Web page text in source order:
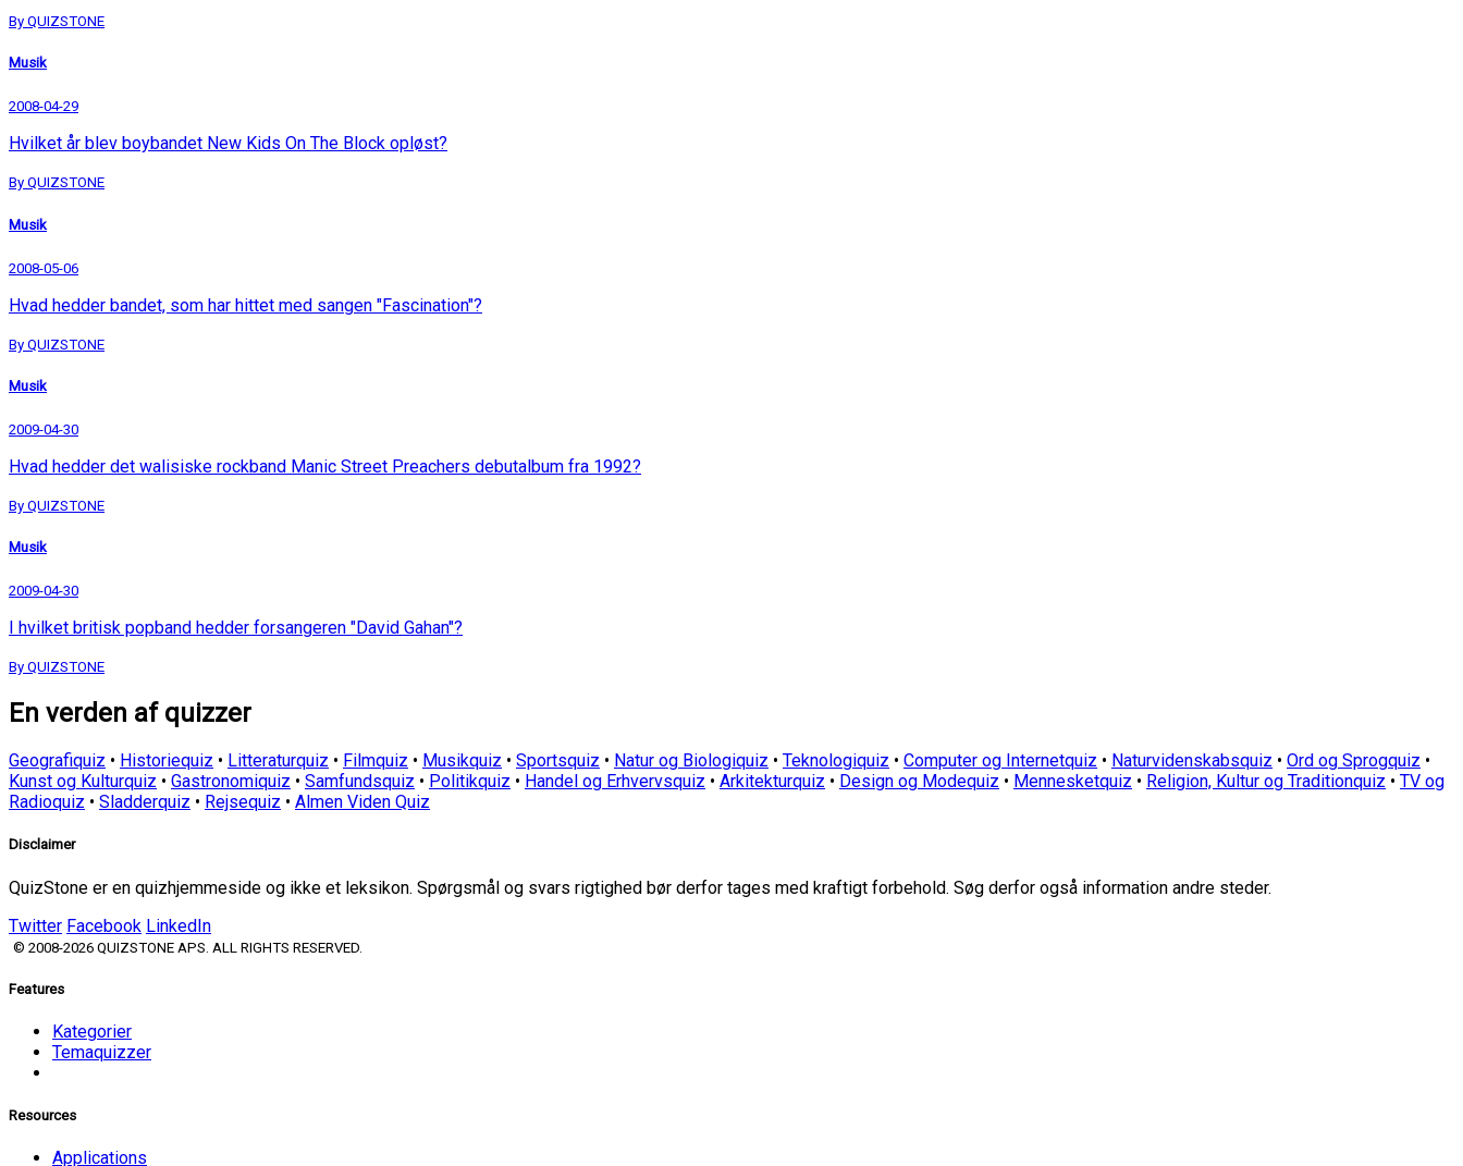
By QUIZSTONE
Musik
2008-04-29
Hvilket år blev boybandet New Kids On The Block opløst?
By QUIZSTONE
Musik
2008-05-06
Hvad hedder bandet, som har hittet med sangen "Fascination"?
By QUIZSTONE
Musik
2009-04-30
Hvad hedder det walisiske rockband Manic Street Preachers debutalbum fra 1992?
By QUIZSTONE
Musik
2009-04-30
I hvilket britisk popband hedder forsangeren "David Gahan"?
By QUIZSTONE
En verden af quizzer
Geografiquiz • Historiequiz • Litteraturquiz • Filmquiz • Musikquiz • Sportsquiz • Natur og Biologiquiz • Teknologiquiz • Computer og Internetquiz • Naturvidenskabsquiz • Ord og Sprogquiz •
Kunst og Kulturquiz • Gastronomiquiz • Samfundsquiz • Politikquiz • Handel og Erhvervsquiz • Arkitekturquiz • Design og Modequiz • Mennesketquiz • Religion, Kultur og Traditionquiz • TV og
Radioquiz • Sladderquiz • Rejsequiz • Almen Viden Quiz
Disclaimer
QuizStone er en quizhjemmeside og ikke et leksikon. Spørgsmål og svars rigtighed bør derfor tages med kraftigt forbehold. Søg derfor også information andre steder.
Twitter Facebook LinkedIn
© 2008-2026 QUIZSTONE APS. ALL RIGHTS RESERVED.
Features
Kategorier
Temaquizzer
Resources
Applications